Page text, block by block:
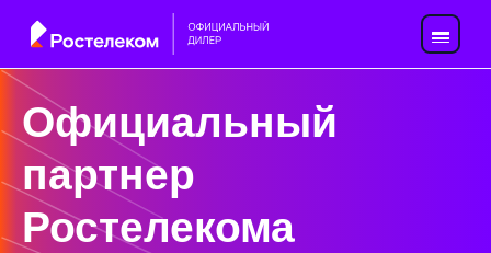
Официальный
партнер
Ростелекома